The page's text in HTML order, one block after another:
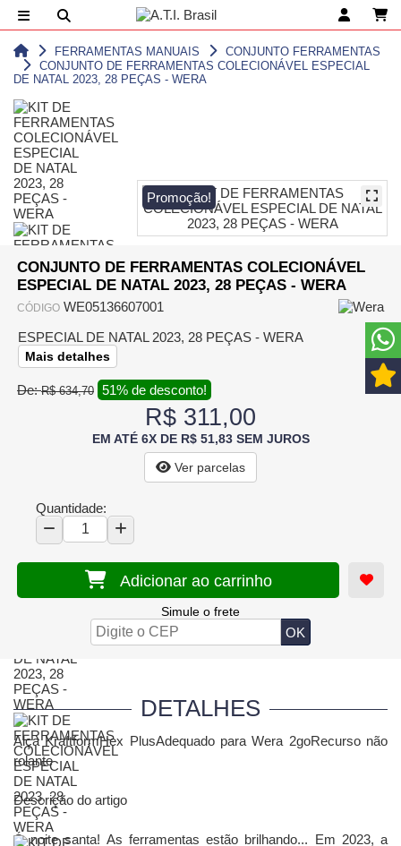
FERRAMENTAS MANUAIS
CONJUNTO FERRAMENTAS
CONJUNTO DE FERRAMENTAS COLECIONÁVEL ESPECIAL
DE NATAL 2023, 28 PEÇAS - WERA
Promoção!
CONJUNTO DE FERRAMENTAS COLECIONÁVEL
ESPECIAL DE NATAL 2023, 28 PEÇAS - WERA
CÓDIGO WE05136607001
ESPECIAL DE NATAL 2023, 28 PEÇAS - WERA
Mais detalhes
De:R$ 634,70 51% de desconto!
R$ 311,00
EM ATÉ 6X DE R$ 51,83 SEM JUROS
Ver parcelas
Quantidade:
Adicionar ao carrinho
Simule o frete
DETALHES
Alça KraftformHex PlusAdequado para Wera 2goRecurso não
rolante
Descrição do artigo
Ó noite santa! As ferramentas estão brilhando... Em 2023, a